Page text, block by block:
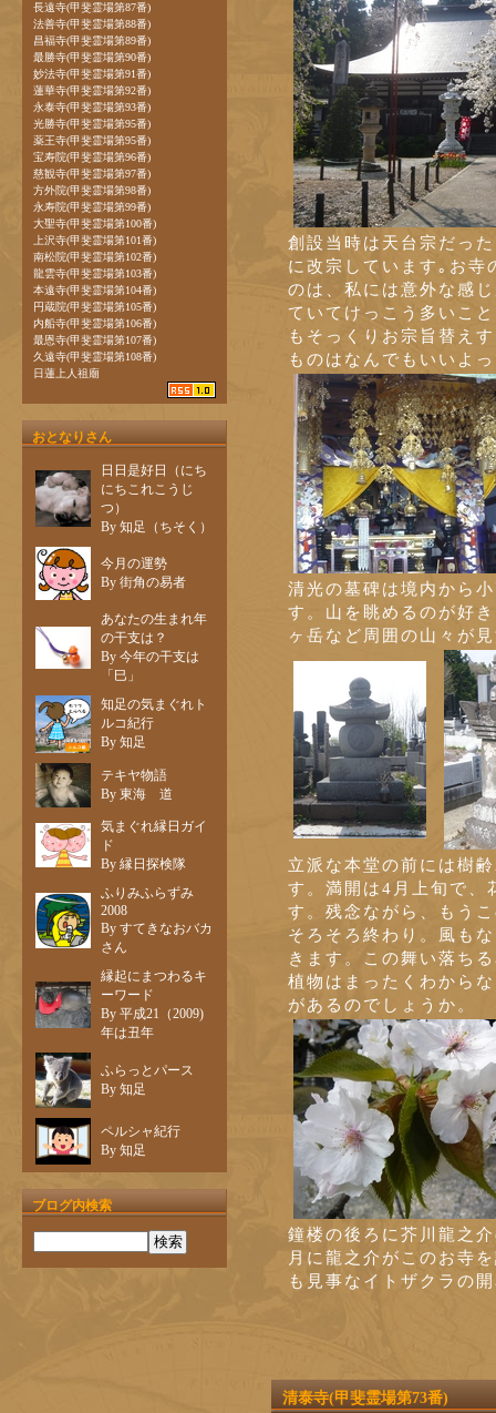
創設当時は天台宗だっ
に改宗しています｡お寺
のは、私には意外な感
ていてけっこう多いこ
もそっくりお宗旨替え
ものはなんでもいいよ
清光の墓碑は境内から
す。山を眺めるのが好
ヶ岳など周囲の山々が
立派な本堂の前には樹
す。満開は4月上旬で、
す。残念ながら、もう
そろそろ終わり。風も
きます。この舞い落ち
植物はまったくわから
があるのでしょうか。
鐘楼の後ろに芥川龍之
月に龍之介がこのお寺
も見事なイトザクラの
清泰寺(甲斐霊場第73番)
長遠寺(甲斐霊場第87番)
法善寺(甲斐霊場第88番)
昌福寺(甲斐霊場第89番)
最勝寺(甲斐霊場第90番)
妙法寺(甲斐霊場第91番)
蓮華寺(甲斐霊場第92番)
永泰寺(甲斐霊場第93番)
光勝寺(甲斐霊場第95番)
薬王寺(甲斐霊場第95番)
宝寿院(甲斐霊場第96番)
慈観寺(甲斐霊場第97番)
方外院(甲斐霊場第98番)
永寿院(甲斐霊場第99番)
大聖寺(甲斐霊場第100番)
上沢寺(甲斐霊場第101番)
南松院(甲斐霊場第102番)
龍雲寺(甲斐霊場第103番)
本遠寺(甲斐霊場第104番)
円蔵院(甲斐霊場第105番)
内船寺(甲斐霊場第106番)
最恩寺(甲斐霊場第107番)
久遠寺(甲斐霊場第108番)
日蓮上人祖廟
おとなりさん
日日是好日（にち
にちこれこうじ
つ）
By 知足（ちそく）
今月の運勢
By 街角の易者
あなたの生まれ年
の干支は？
By 今年の干支は
「巳」
知足の気まぐれト
ルコ紀行
By 知足
テキヤ物語
By 東海 道
気まぐれ縁日ガイ
ド
By 縁日探検隊
ふりみふらずみ
2008
By すてきなおバカ
さん
縁起にまつわるキ
ーワード
By 平成21（2009)
年は丑年
ふらっとパース
By 知足
ペルシャ紀行
By 知足
ブログ内検索